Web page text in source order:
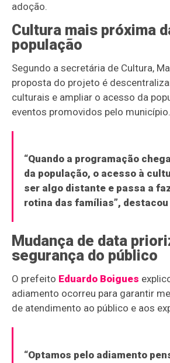
adoção.
Cultura mais próxima
população
Segundo a secretária de Cultura,
proposta do projeto é
culturais e ampliar o acesso da
eventos promovidos pelo município.
“Quando a programação
da população, o acesso à
ser algo distante e passa a
rotina das famílias”,
Mudança de data
segurança do público
O prefeito Eduardo Boigues
adiamento ocorreu para garantir
de atendimento ao público e aos
“Optamos pelo adiamento